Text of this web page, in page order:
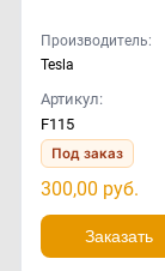
Производитель:
Tesla
Артикул:
F115
Под заказ
300,00 руб.
Заказать